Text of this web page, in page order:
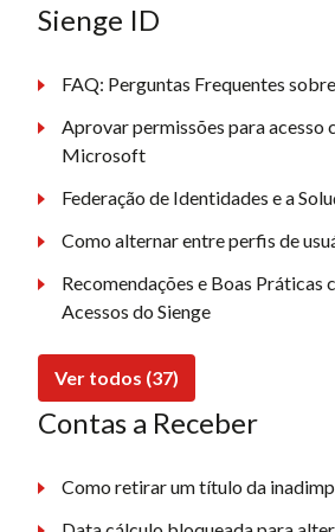
Sienge ID
FAQ: Perguntas Frequentes
Aprovar permissões para acesso
Microsoft
Federação de Identidades e a
Como alternar entre perfis de
Recomendações e Boas Práticas
Acessos do Sienge
Ver todos (37)
Contas a Receber
Como retirar um título da